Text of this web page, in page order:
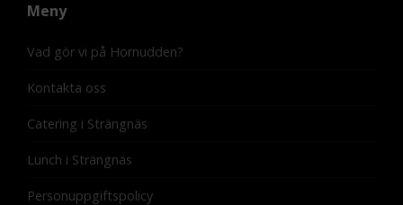
Meny
Vad gör vi på Hornudden?
Kontakta oss
Catering i Strängnäs
Lunch i Strängnäs
Personuppgiftspolicy